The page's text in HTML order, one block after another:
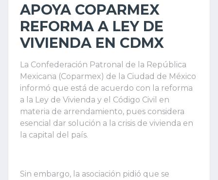
APOYA COPARMEX
REFORMA A LEY DE
VIVIENDA EN CDMX
La Confederación Patronal de la República
Mexicana (Coparmex) de la Ciudad de México
informó que está de acuerdo con la reforma
a la Ley de Vivienda y el Código Civil en
materia de arrendamiento, pues considera
esencial dar solución a la crisis de vivienda en
la capital del país.
Sin embargo, la asociación pidió que se